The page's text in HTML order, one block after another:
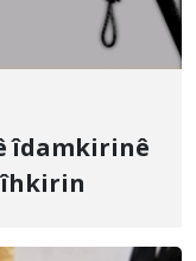
îdamkirinê